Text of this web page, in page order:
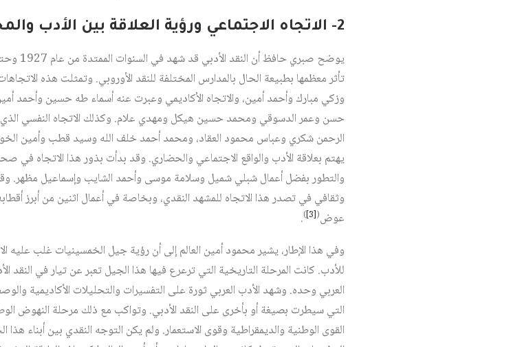
2- الاتجاه الاجتماعي ورؤية العلاقة بين الأدب والمجتمع
تأثر معظمها بطبيعة الحال بالمدارس المختلفة للنقد الأوروبي. وتمثلت هذه
وزكي مبارك وأحمد أمين، والاتجاه الأكاديمي وعبرت عنه أسماء طه حسين
حسن وعمر الدسوقي ومحمد حسين هيكل ومهدي علام. وكذلك الاتجاه النفسي
الرحمن شكري وعباس محمود العقاد، ومحمد أحمد خلف الله وسيد قطب وأمين
والتطور بفضل أعمال شبلي شميل وسلامة موسى وأحمد الشايب وإسماعيل مظهر.
وثقافي في تصدر هذا الاتجاه للمشهد النقدي، وبخاصة في أعمال اثنين من أبرز
عوض(
[3]
)
.
وفي هذا الإطار، يشير محمود أمين العالم إلى أن رؤية جيل الخمسينيات غلب عليه
للأدب. كانت المرحلة التاريخية التي ترعرع فيها هذا الجيل تعبر عن تيار في النقد
العربي وحده. وشهد الأدب العربي ثورة على التفسيرات والتحليلات الأكاديمية
التي سيطرت بصيغة أو بأخرى على النقد الأدبي. وتواكب مع ذلك مرحلة النهوض
القوى الوطنية والديمقراطية وقوى الاستعمار. ولم يكن التوجه النقدي بين أبناء